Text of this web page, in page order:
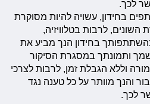
לכך.
בחידון, עשויה להיות מסוקרת
לרבות בטלוויזיה,
בחידון הנך מביע את
ותמונתך במסגרת הסיקור
וללא הגבלת זמן, לרבות לצרכי
והנך מוותר על כל טענה נגד
לכך.